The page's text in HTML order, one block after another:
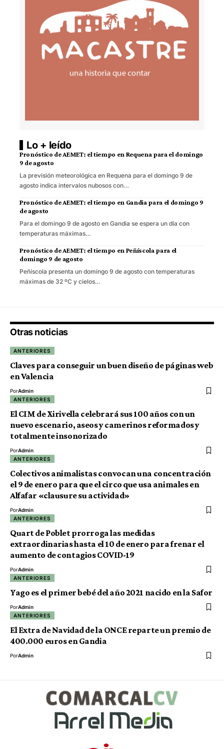
Lo + leído
Pronóstico de AEMET: el tiempo en Requena para el domingo
9 de agosto
La previsión meteorológica en Requena para el domingo 9 de
agosto indica intervalos nubosos con…
Pronóstico de AEMET: el tiempo en Gandia para el domingo 9
de agosto
Para el domingo 9 de agosto en Gandia se espera un día con
temperaturas máximas…
Pronóstico de AEMET: el tiempo en Peñíscola para el
domingo 9 de agosto
Peñíscola presenta un domingo 9 de agosto con temperaturas
máximas de 32 ºC y cielos…
Otras noticias
ANTERIORES
Claves para conseguir un buen diseño de páginas web
en Valencia
PorAdmin
ANTERIORES
El CIM de Xirivella celebrará sus 100 años con un
nuevo escenario, aseos y camerinos reformados y
totalmente insonorizado
PorAdmin
ANTERIORES
Colectivos animalistas convocan una concentración
el 9 de enero para que el circo que usa animales en
Alfafar «clausure su actividad»
PorAdmin
ANTERIORES
Quart de Poblet prorroga las medidas
extraordinarias hasta el 10 de enero para frenar el
aumento de contagios COVID-19
PorAdmin
ANTERIORES
Yago es el primer bebé del año 2021 nacido en la Safor
PorAdmin
ANTERIORES
El Extra de Navidad de la ONCE reparte un premio de
400.000 euros en Gandia
PorAdmin